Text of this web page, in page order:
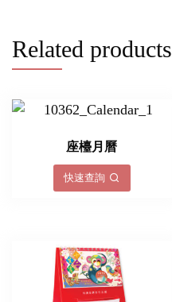
Related products
座檯月曆
快速查詢